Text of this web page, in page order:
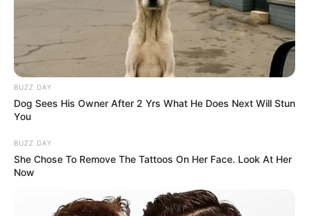
BUZZ DAY
Dog Sees His Owner After 2 Yrs What He Does Next Will Stun
You
BUZZ DAY
She Chose To Remove The Tattoos On Her Face. Look At Her
Now